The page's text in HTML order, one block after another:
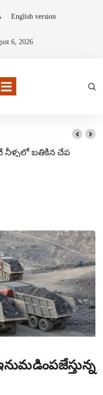
English version
6, 2026
నీళ్ళలో బతికిన చేప